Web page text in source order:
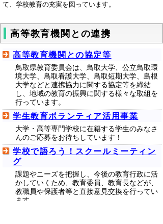
て、学校教育の充実を図っています。
高等教育機関との連携
高等教育機関との協定等
鳥取県教育委員会は、鳥取大学、公立鳥取環
境大学、鳥取看護大学、鳥取短期大学、島根
大学などと連携協力に関する協定等を締結
し、地域の教育の振興に関する様々な取組を
行っています。
学生教育ボランティア活用事業
大学・高等専門学校に在籍する学生のみなさ
んのご応募をお待ちしています！
学校で語ろう！スクールミーティン
グ
課題やニーズを把握し、今後の教育行政に活
かしていくため、教育委員、教育長などが、
教職員や保護者等と直接意見交換を行ってい
ます。